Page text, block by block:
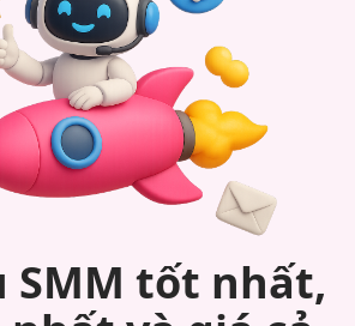
SMM tốt nhất,